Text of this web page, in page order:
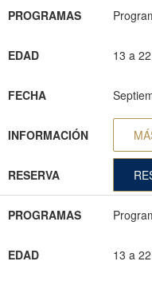
PROGRAMAS
EDAD 13 a
FECHA
INFORMACIÓN
RESERVA
PROGRAMAS
EDAD 13 a